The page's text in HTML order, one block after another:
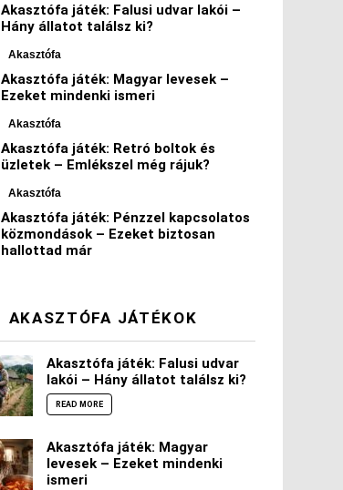
Akasztófa játék: Falusi udvar lakói –
Hány állatot találsz ki?
Akasztófa
Akasztófa játék: Magyar levesek –
Ezeket mindenki ismeri
Akasztófa
Akasztófa játék: Retró boltok és
üzletek – Emlékszel még rájuk?
Akasztófa
Akasztófa játék: Pénzzel kapcsolatos
közmondások – Ezeket biztosan
hallottad már
AKASZTÓFA JÁTÉKOK
Akasztófa játék: Falusi udvar
lakói – Hány állatot találsz ki?
READ MORE
Akasztófa játék: Magyar
levesek – Ezeket mindenki
ismeri